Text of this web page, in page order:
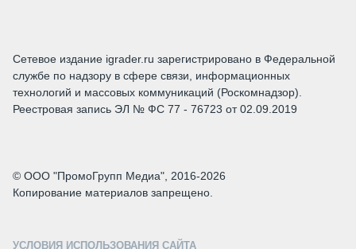
Сетевое издание igrader.ru зарегистрировано в Федеральной
службе по надзору в сфере связи, информационных
технологий и массовых коммуникаций (Роскомнадзор).
Реестровая запись ЭЛ № ФС 77 - 76723 от 02.09.2019
© ООО "ПромоГрупп Медиа", 2016-2026
Копирование материалов запрещено.
УСЛОВИЯ ИСПОЛЬЗОВАНИЯ САЙТА